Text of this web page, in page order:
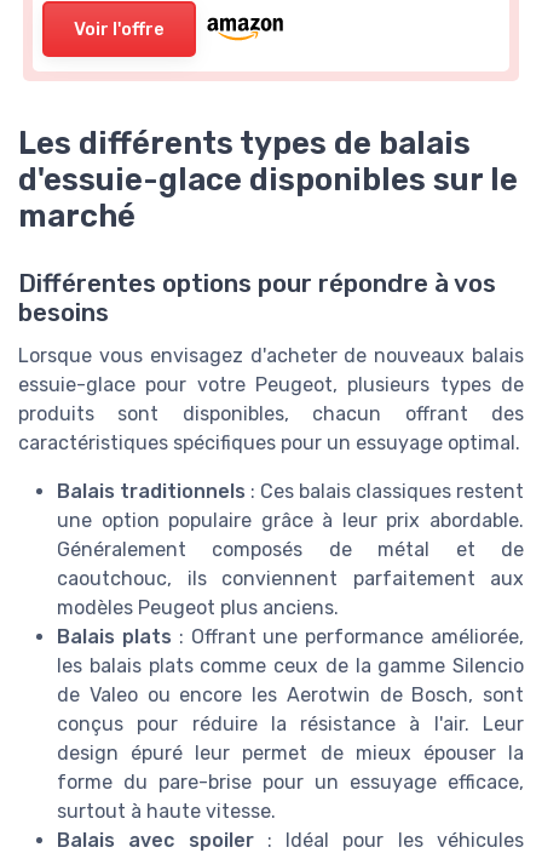
Voir l'offre
Les différents types de balais
d'essuie-glace disponibles sur le
marché
Différentes options pour répondre à vos
besoins
Lorsque vous envisagez d'acheter de nouveaux balais
essuie-glace pour votre Peugeot, plusieurs types de
produits sont disponibles, chacun offrant des
caractéristiques spécifiques pour un essuyage optimal.
Balais traditionnels : Ces balais classiques restent
une option populaire grâce à leur prix abordable.
Généralement composés de métal et de
caoutchouc, ils conviennent parfaitement aux
modèles Peugeot plus anciens.
Balais plats : Offrant une performance améliorée,
les balais plats comme ceux de la gamme Silencio
de Valeo ou encore les Aerotwin de Bosch, sont
conçus pour réduire la résistance à l'air. Leur
design épuré leur permet de mieux épouser la
forme du pare-brise pour un essuyage efficace,
surtout à haute vitesse.
Balais avec spoiler: Idéal pour les véhicules